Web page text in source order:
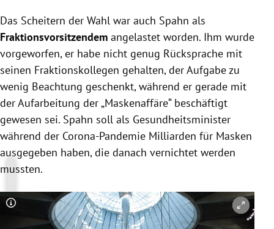
Das Scheitern der Wahl war auch Spahn als
Fraktionsvorsitzendem angelastet worden. Ihm wurde
vorgeworfen, er habe nicht genug Rücksprache mit
seinen Fraktionskollegen gehalten, der Aufgabe zu
wenig Beachtung geschenkt, während er gerade mit
der Aufarbeitung der „Maskenaffäre“ beschäftigt
gewesen sei. Spahn soll als Gesundheitsminister
während der Corona-Pandemie Milliarden für Masken
ausgegeben haben, die danach vernichtet werden
mussten.
Copyright-Hinweis öffnen/schließen